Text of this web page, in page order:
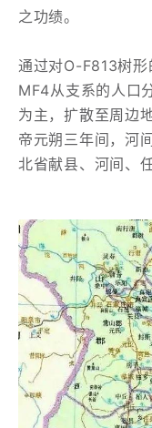
之功绩。
通过对O-F813树
MF4从支系的人口
为主，扩散至周边
帝元朔三年间，河
北省献县、河间、